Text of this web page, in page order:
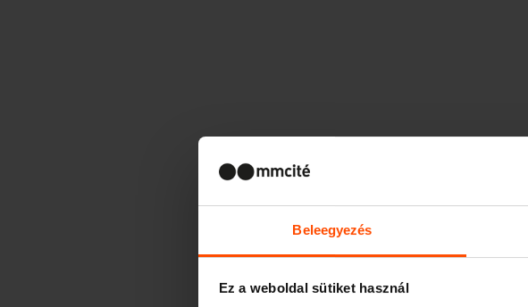
Beleegyezés
Ez a weboldal sütiket használ